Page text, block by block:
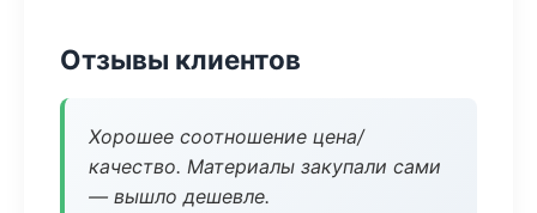
Отзывы клиентов
Хорошее соотношение цена/
качество. Материалы закупали сами
— вышло дешевле.